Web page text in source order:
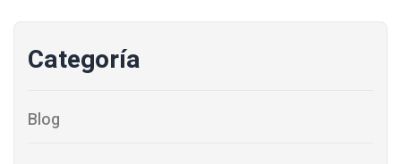
Categoría
Blog